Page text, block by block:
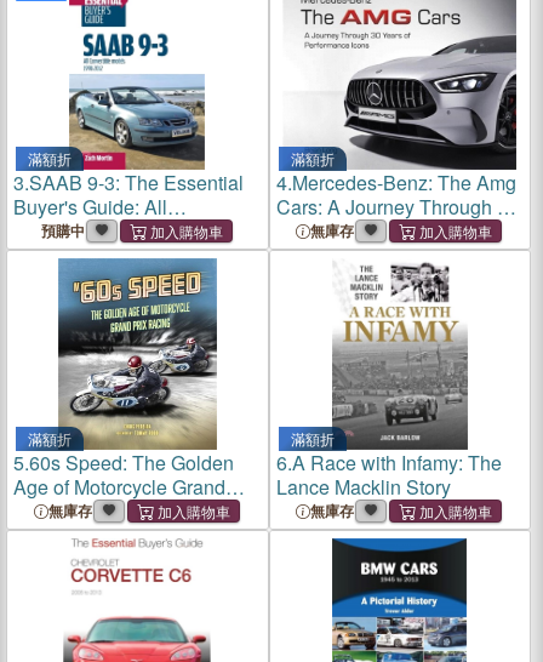
滿額折
3.SAAB 9-3: The Essential
Buyer's Guide: All
Convertible Models 1998-
2012
預購中
滿額折
4.Mercedes-Benz: The Amg
Cars: A Journey Through 30
Years of Performance Icons
無庫存
滿額折
5.60s Speed: The Golden
Age of Motorcycle Grand
Prix Racing
無庫存
滿額折
6.A Race with Infamy: The
Lance Macklin Story
無庫存